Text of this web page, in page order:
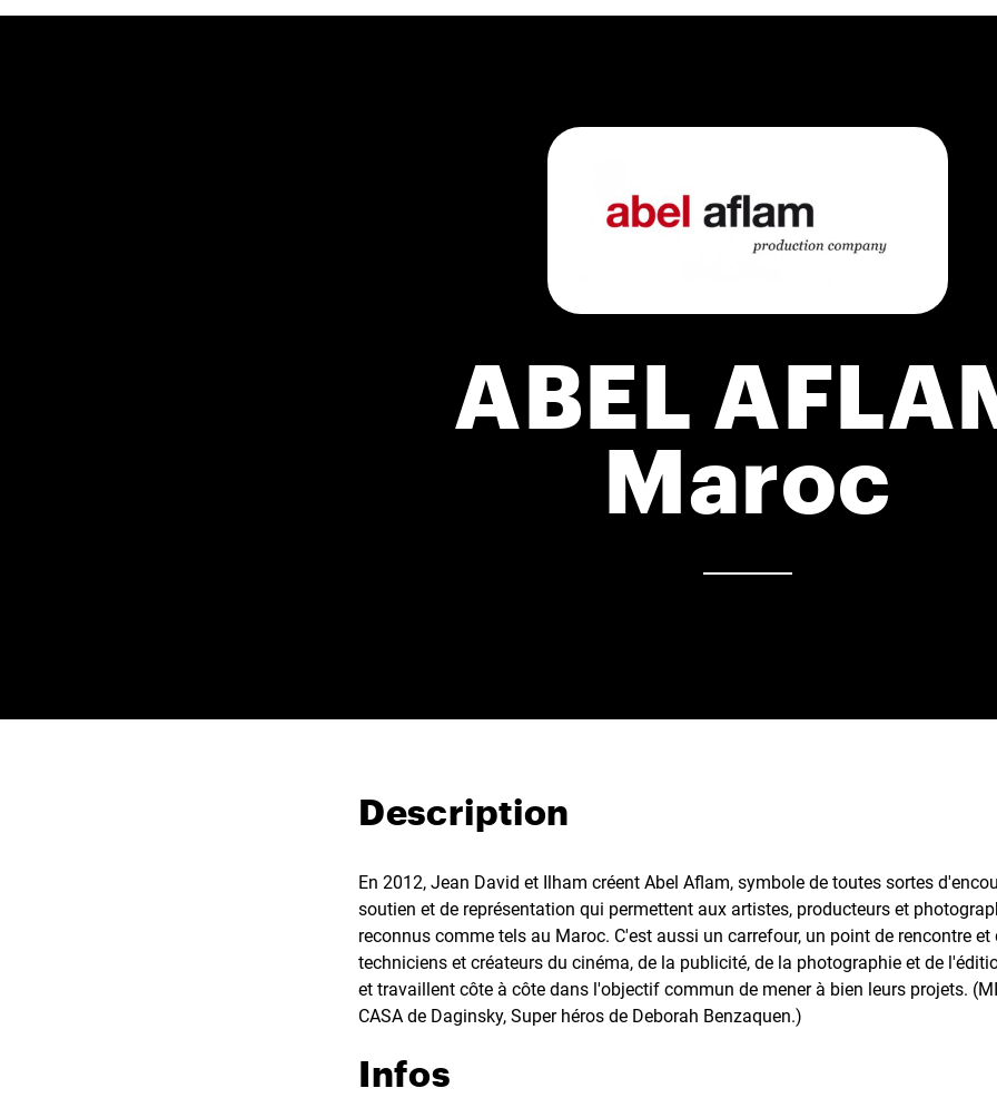
ABEL
Maroc
Description
En 2012, Jean David et Ilham créent Abel Aflam, symbole de toutes sortes
soutien et de représentation qui permettent aux artistes, producteurs et
reconnus comme tels au Maroc. C'est aussi un carrefour, un point de rencontre et
techniciens et créateurs du cinéma, de la publicité, de la photographie et de
et travaillent côte à côte dans l'objectif commun de mener à bien leurs projets. (MI
CASA de Daginsky, Super héros de Deborah Benzaquen.)
Infos